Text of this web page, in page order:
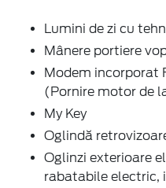
Lumini de zi cu
Mânere portiere
Modem incorporat
(Pornire motor de
My Key
Oglindă
Oglinzi exterioare
rabatabile electric,